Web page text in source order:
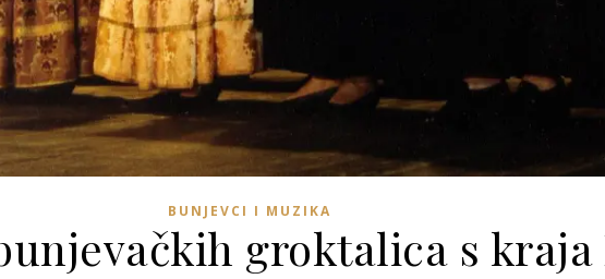
BUNJEVCI I MUZIKA
groktalica s kraja